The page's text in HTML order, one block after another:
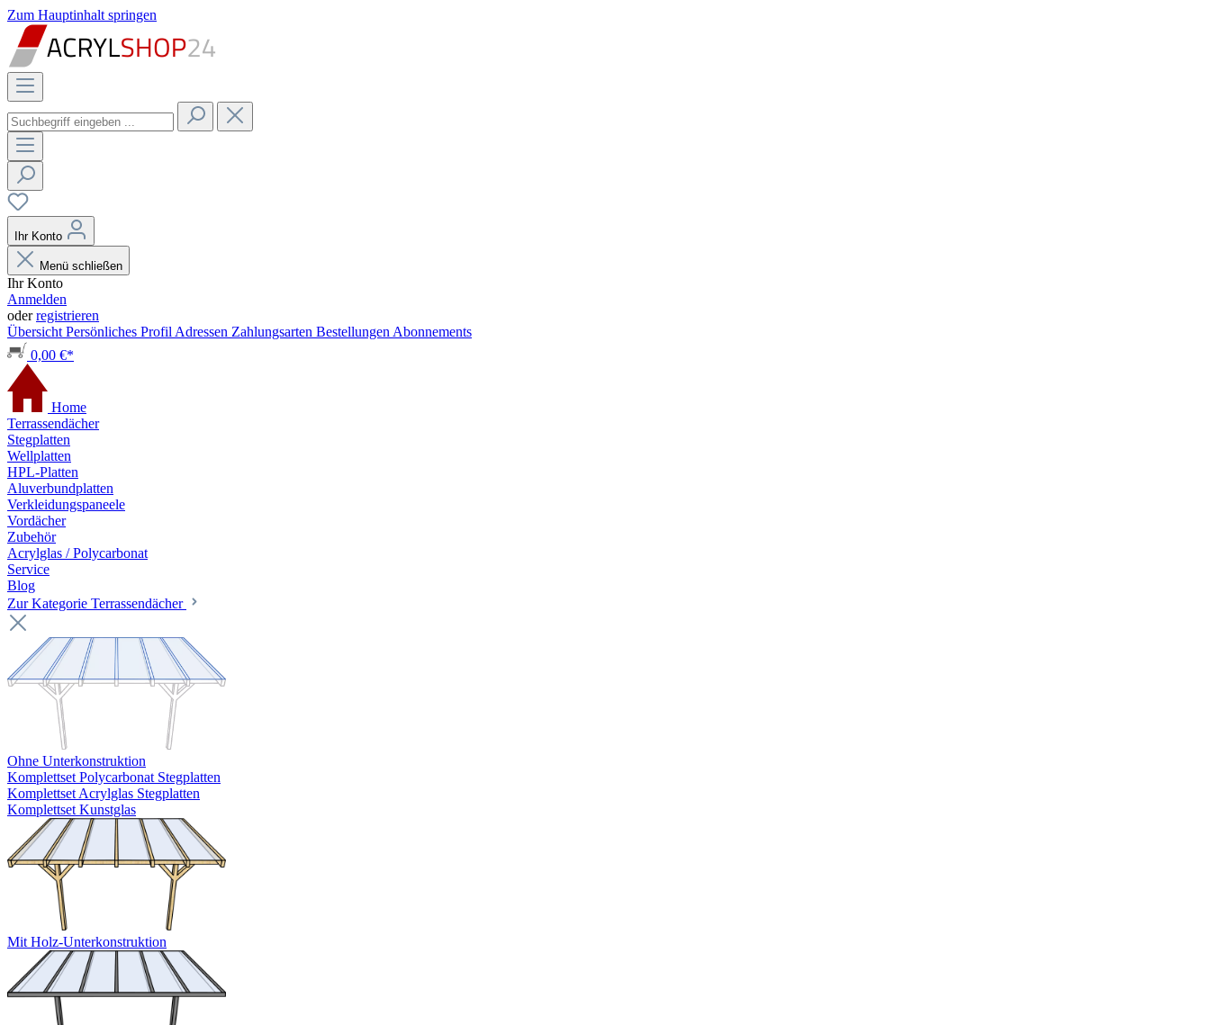
Zum Hauptinhalt springen
Ihr Konto
Menü schließen
Ihr Konto
Anmelden
oderregistrieren
Übersicht Persönliches Profil Adressen Zahlungsarten Bestellungen Abonnements
0,00 €*
Home
Terrassendächer
Stegplatten
Wellplatten
HPL-Platten
Aluverbundplatten
Verkleidungspaneele
Vordächer
Zubehör
Acrylglas / Polycarbonat
Service
Blog
Zur Kategorie Terrassendächer
Ohne Unterkonstruktion
Komplettset Polycarbonat Stegplatten
Komplettset Acrylglas Stegplatten
Komplettset Kunstglas
Mit Holz-Unterkonstruktion